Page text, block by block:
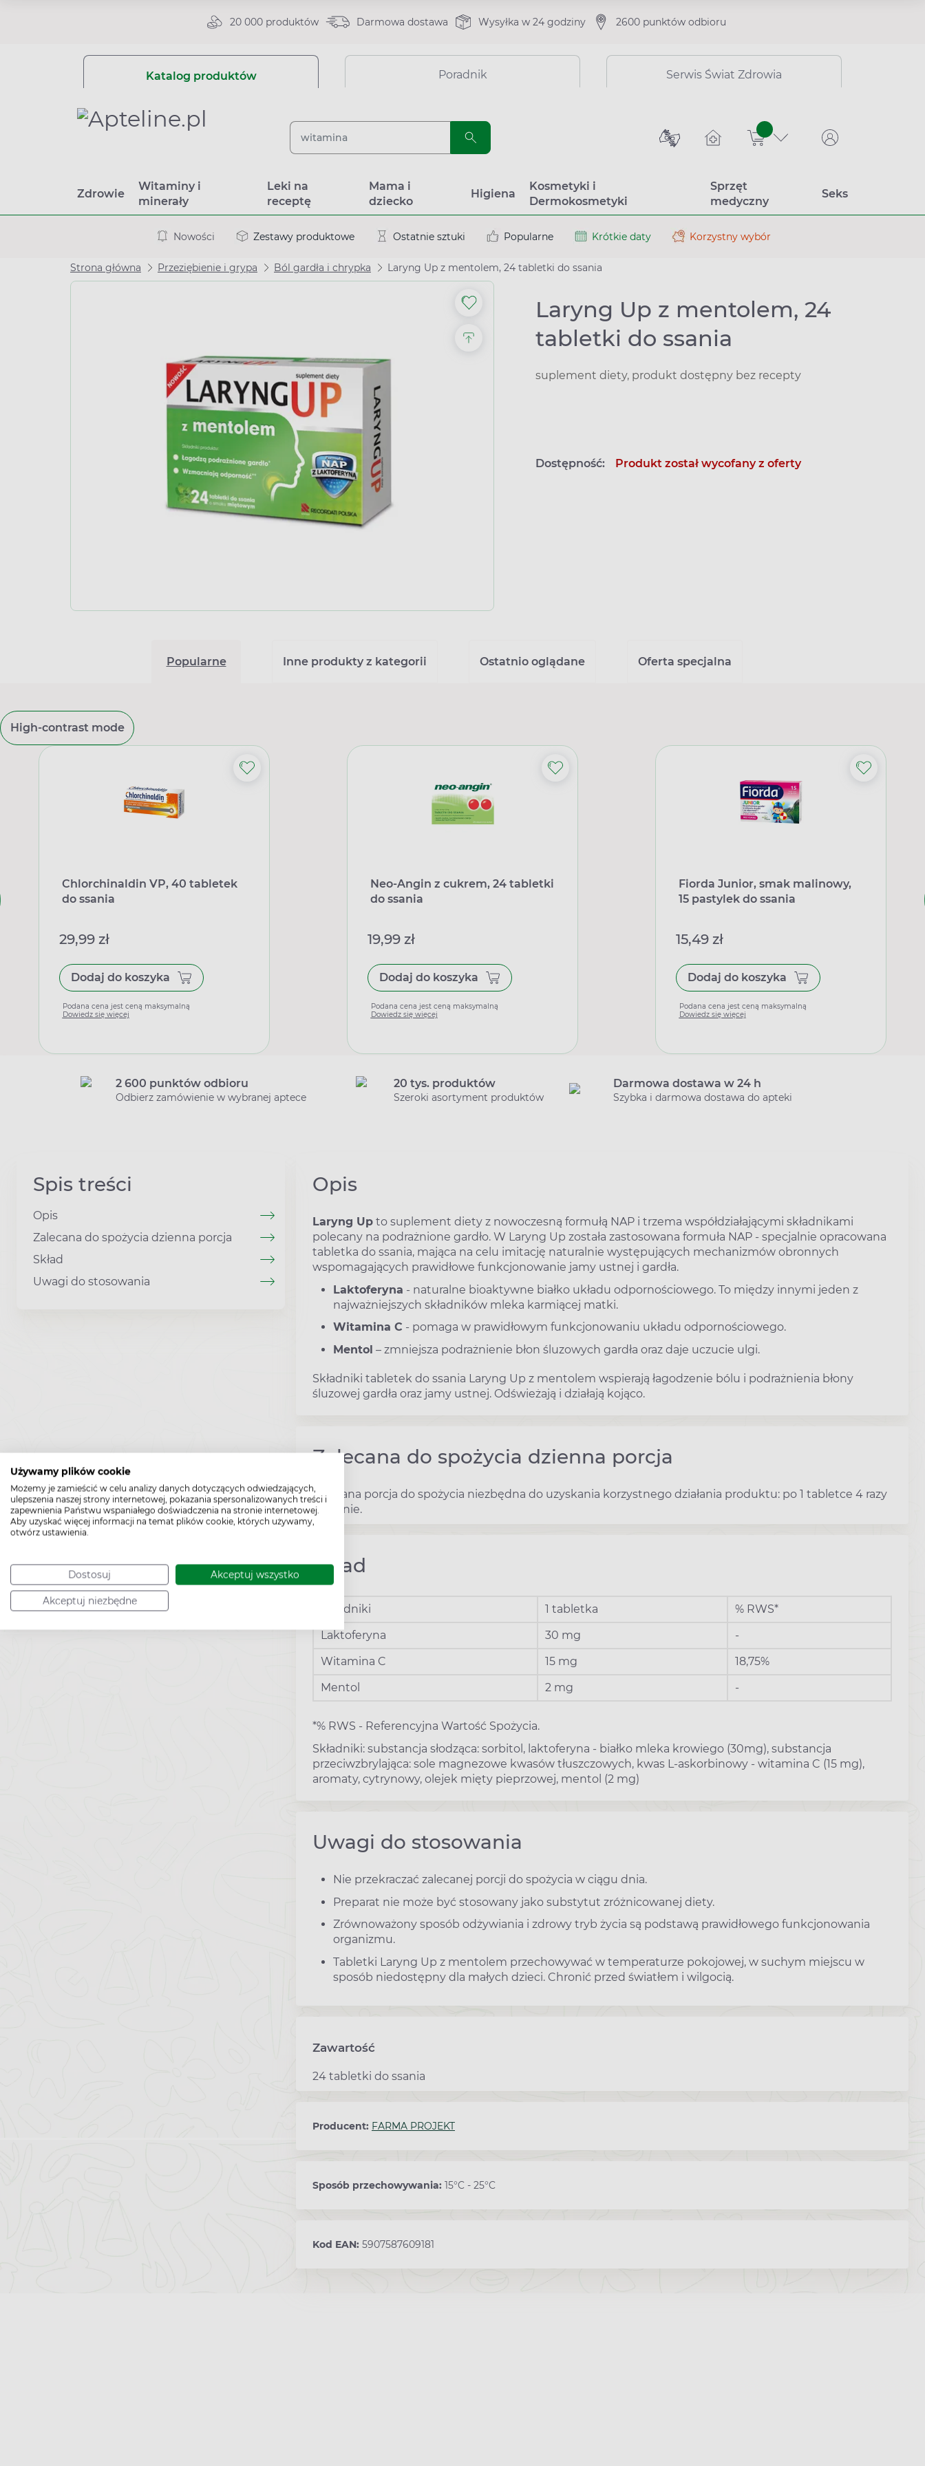
Używamy plików cookie
Możemy je zamieścić w celu analizy danych dotyczących odwiedzających,
ulepszenia naszej strony internetowej, pokazania spersonalizowanych treści i
zapewnienia Państwu wspaniałego doświadczenia na stronie internetowej.
Aby uzyskać więcej informacji na temat plików cookie, których używamy,
otwórz ustawienia.
Dostosuj Akceptuj wszystko
Akceptuj niezbędne
20 000 produktów Darmowa dostawa Wysyłka w 24 godziny 2600 punktów odbioru
Katalog produktów Poradnik Serwis Świat Zdrowia
sztuk
Zdrowie
Witaminy i
minerały
Leki na
receptę
Mama i
dziecko
Higiena
Kosmetyki i
Dermokosmetyki
Sprzęt
medyczny
Seks
Nowości Zestawy produktowe Ostatnie sztuki Popularne Krótkie daty Korzystny wybór
Strona główna Przeziębienie i grypa Ból gardła i chrypka Laryng Up z mentolem, 24 tabletki do ssania
Laryng Up z mentolem, 24
tabletki do ssania
suplement diety, produkt dostępny bez recepty
Dostępność: Produkt został wycofany z oferty
Popularne Inne produkty z kategorii Ostatnio oglądane Oferta specjalna
High-contrast mode
Chlorchinaldin VP, 40 tabletek
do ssania
29,99 zł
Dodaj do koszyka
Podana cena jest ceną maksymalną
Dowiedz się więcej
Neo-Angin z cukrem, 24 tabletki
do ssania
19,99 zł
Dodaj do koszyka
Podana cena jest ceną maksymalną
Dowiedz się więcej
Fiorda Junior, smak malinowy,
15 pastylek do ssania
15,49 zł
Dodaj do koszyka
Podana cena jest ceną maksymalną
Dowiedz się więcej
2 600 punktów odbioru
Odbierz zamówienie w wybranej aptece
20 tys. produktów
Szeroki asortyment produktów
Darmowa dostawa w 24 h
Szybka i darmowa dostawa do apteki
Spis treści
Opis
Zalecana do spożycia dzienna porcja
Skład
Uwagi do stosowania
Opis
Laryng Up to suplement diety z nowoczesną formułą NAP i trzema współdziałającymi składnikami
polecany na podrażnione gardło. W Laryng Up została zastosowana formuła NAP - specjalnie opracowana
tabletka do ssania, mająca na celu imitację naturalnie występujących mechanizmów obronnych
wspomagających prawidłowe funkcjonowanie jamy ustnej i gardła.
Laktoferyna - naturalne bioaktywne białko układu odpornościowego. To między innymi jeden z
najważniejszych składników mleka karmiącej matki.
Witamina C - pomaga w prawidłowym funkcjonowaniu układu odpornościowego.
Mentol – zmniejsza podrażnienie błon śluzowych gardła oraz daje uczucie ulgi.
Składniki tabletek do ssania Laryng Up z mentolem wspierają łagodzenie bólu i podrażnienia błony
śluzowej gardła oraz jamy ustnej. Odświeżają i działają kojąco.
Zalecana do spożycia dzienna porcja
Zalecana porcja do spożycia niezbędna do uzyskania korzystnego działania produktu: po 1 tabletce 4 razy
dziennie.
Skład
Składniki 1 tabletka
% RWS*
Laktoferyna
30 mg
-
Witamina C
15 mg
18,75%
Mentol
2 mg -
*% RWS - Referencyjna Wartość Spożycia.
Składniki: substancja słodząca: sorbitol, laktoferyna - białko mleka krowiego (30mg), substancja
przeciwzbrylająca: sole magnezowe kwasów tłuszczowych, kwas L-askorbinowy - witamina C (15 mg),
aromaty, cytrynowy, olejek mięty pieprzowej, mentol (2 mg)
Uwagi do stosowania
Nie przekraczać zalecanej porcji do spożycia w ciągu dnia.
Preparat nie może być stosowany jako substytut zróżnicowanej diety.
Zrównoważony sposób odżywiania i zdrowy tryb życia są podstawą prawidłowego funkcjonowania
organizmu.
Tabletki Laryng Up z mentolem przechowywać w temperaturze pokojowej, w suchym miejscu w
sposób niedostępny dla małych dzieci. Chronić przed światłem i wilgocią.
Zawartość
24 tabletki do ssania
Producent: FARMA PROJEKT
Sposób przechowywania: 15°C - 25°C
Kod EAN: 5907587609181